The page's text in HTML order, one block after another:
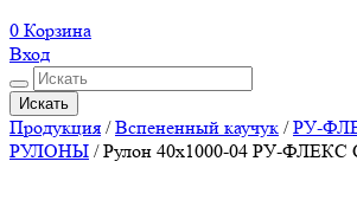
0 Корзина
Вход
Искать
Продукция /Вспененный каучук /РУ-
РУЛОНЫ /Рулон 40х1000-04 РУ-